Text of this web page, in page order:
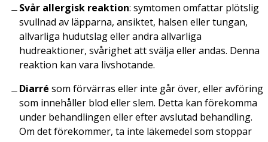
Svår allergisk reaktion: symtomen omfattar plötslig
svullnad av läpparna, ansiktet, halsen eller tungan,
allvarliga hudutslag eller andra allvarliga
hudreaktioner, svårighet att svälja eller andas. Denna
reaktion kan vara livshotande.
Diarré som förvärras eller inte går över, eller avföring
som innehåller blod eller slem. Detta kan förekomma
under behandlingen eller efter avslutad behandling.
Om det förekommer, ta inte läkemedel som stoppar